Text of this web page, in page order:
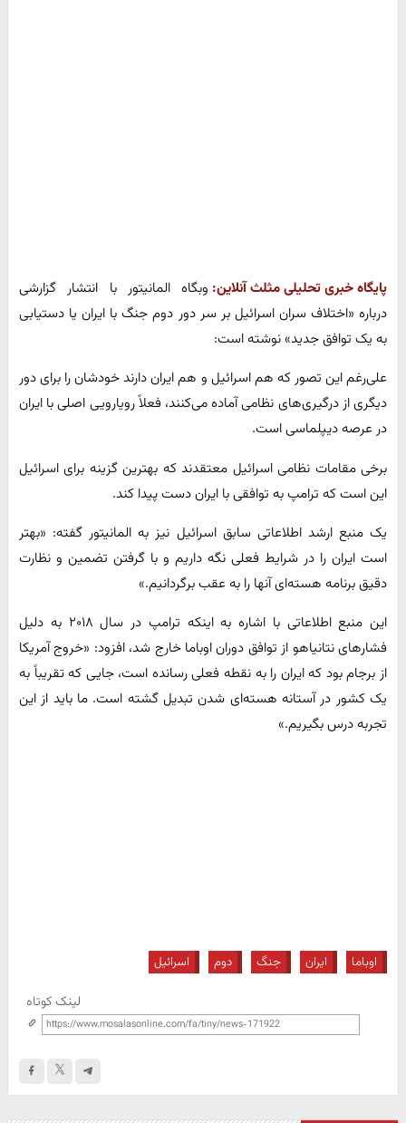
پایگاه خبری تحلیلی مثلث آنلاین: وبگاه المانیتور با انتشار گزارشی
درباره «اختلاف سران اسرائیل بر سر دور دوم جنگ با ایران یا دستیابی
به یک توافق جدید» نوشته است:
علی‌رغم این تصور که هم اسرائیل و هم ایران دارند خودشان را برای دور
دیگری از درگیری‌های نظامی آماده می‌کنند، فعلاً رویارویی اصلی با ایران
در عرصه دیپلماسی است.
برخی مقامات نظامی اسرائیل معتقدند که بهترین گزینه برای اسرائیل
این است که ترامپ به توافقی با ایران دست پیدا کند.
یک منبع ارشد اطلاعاتی سابق اسرائیل نیز به المانیتور گفته: «بهتر
است ایران را در شرایط فعلی نگه داریم و با گرفتن تضمین و نظارت
دقیق برنامه هسته‌ای آنها را به عقب برگردانیم.»
این منبع اطلاعاتی با اشاره به اینکه ترامپ در سال ۲۰۱۸ به دلیل
فشارهای نتانیاهو از توافق دوران اوباما خارج شد، افزود: «خروج آمریکا
از برجام بود که ایران را به نقطه فعلی رسانده است، جایی که تقریباً به
یک کشور در آستانه هسته‌ای شدن تبدیل گشته است. ما باید از این
تجربه درس بگیریم.»
اوباما ایران جنگ دوم اسرائیل
لینک کوتاه